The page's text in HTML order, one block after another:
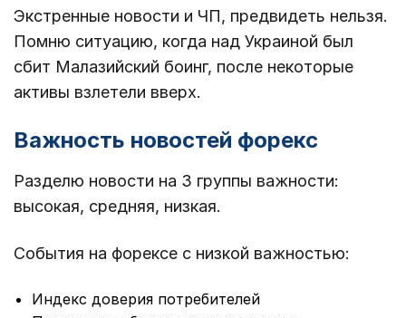
Экстренные новости и ЧП, предвидеть нельзя.
Помню ситуацию, когда над Украиной был
сбит Малазийский боинг, после некоторые
активы взлетели вверх.
Важность новостей форекс
Разделю новости на 3 группы важности:
высокая, средняя, низкая.
События на форексе с низкой важностью:
Индекс доверия потребителей